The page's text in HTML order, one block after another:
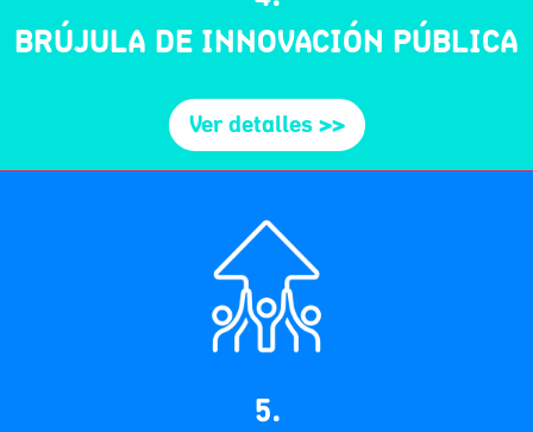
BRÚJULA DE INNOVACIÓN PÚBLICA
Ver detalles >>
5.